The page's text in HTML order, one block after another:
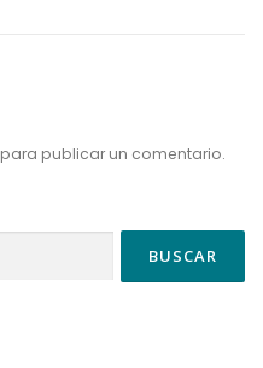
para publicar un comentario.